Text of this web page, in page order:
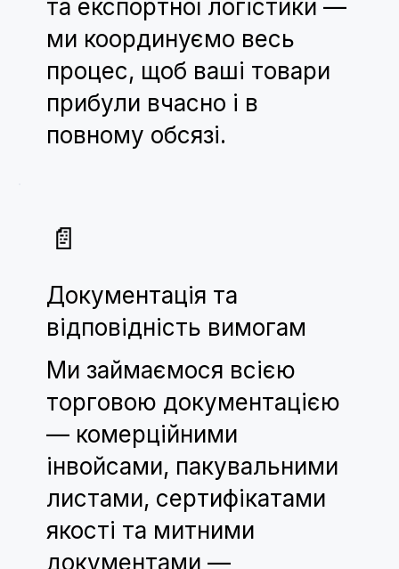
та експортної логістики —
ми координуємо весь
процес, щоб ваші товари
прибули вчасно і в
повному обсязі.
📄
Документація та
відповідність вимогам
Ми займаємося всією
торговою документацією
— комерційними
інвойсами, пакувальними
листами, сертифікатами
якості та митними
документами —